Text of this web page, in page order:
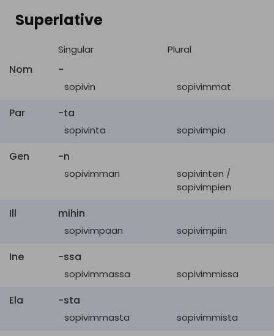
Superlative
Singular Plural
Nom -
sopivin sopivimmat
Par -ta
sopivinta sopivimpia
Gen -n
sopivimman
sopivinten /
sopivimpien
Ill mihin
sopivimpaan sopivimpiin
Ine -ssa
sopivimmassa sopivimmissa
Ela -sta
sopivimmasta sopivimmista